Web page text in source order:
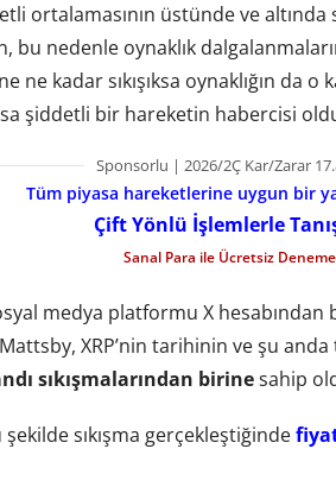
ortalamasının üstünde ve
bu nedenle oynaklık
ne kadar sıkışıksa oynaklığın
şiddetli bir hareketin habercisi
Sponsorlu | 2026/2Ç Kar/Zarar
Tüm piyasa hareketlerine uygun bir
Çift Yönlü İşlemlerle
Sanal Para ile Ücretsiz
medya platformu X
XRP’nin tarihinin ve şu
sıkışmalarından birinesahip
sıkışma gerçekleştiğinde